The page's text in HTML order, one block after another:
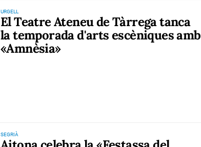
URGELL
El Teatre Ateneu de Tàrrega tanca
la temporada d'arts escèniques amb
«Amnèsia»
SEGRIÀ